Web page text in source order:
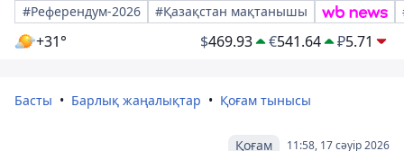
#Референдум-2026
#Қазақстан мақтанышы
+31° $469.93 €541.64 ₽5.71
Басты Барлық жаңалықтар Қоғам тынысы
11:58, 17 сәуір 2026
Қоғам